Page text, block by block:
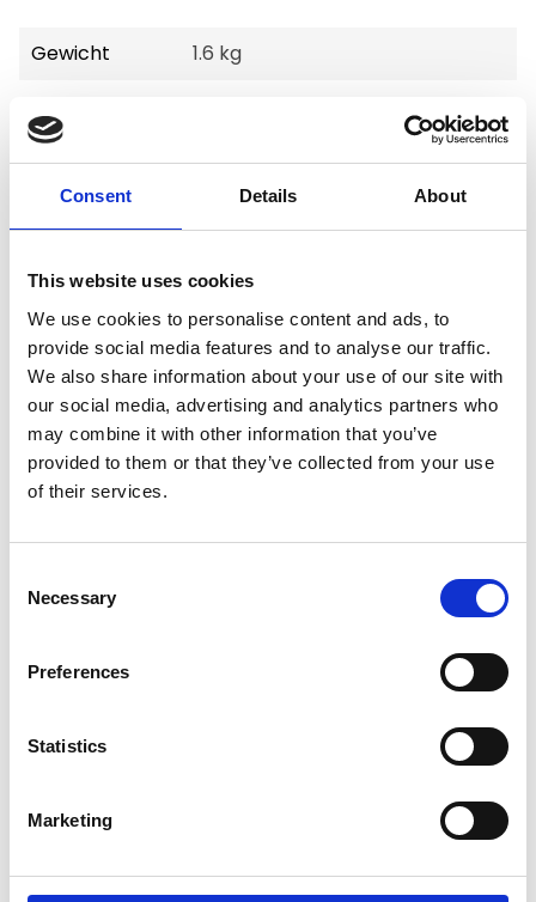
Consent Details About
This website uses cookies
We use cookies to personalise content and ads, to
provide social media features and to analyse our traffic.
We also share information about your use of our site with
our social media, advertising and analytics partners who
may combine it with other information that you’ve
provided to them or that they’ve collected from your use
of their services.
Selection
Necessary
Preferences
Statistics
Marketing
Gewicht
1.6 kg
Artikelcode
SKC 7105
EAN
4260195040199
Merk:Maelson
Maelson Vervangingshoes
Reisbench Antraciet 105 cm
€159,99
Voor 15.00 uur besteld dezelfde werkdag
Gratis verzending vanaf €50,-
Verzending €7,95 België